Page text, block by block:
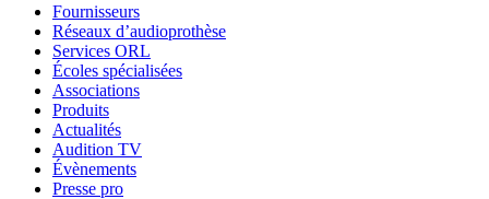
Fournisseurs
Réseaux d’audioprothèse
Services ORL
Écoles spécialisées
Associations
Produits
Actualités
Audition TV
Évènements
Presse pro